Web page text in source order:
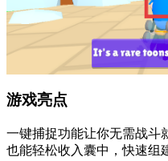
游戏亮点
一键捕捉功能让你无需战斗
也能轻松收入囊中，快速组